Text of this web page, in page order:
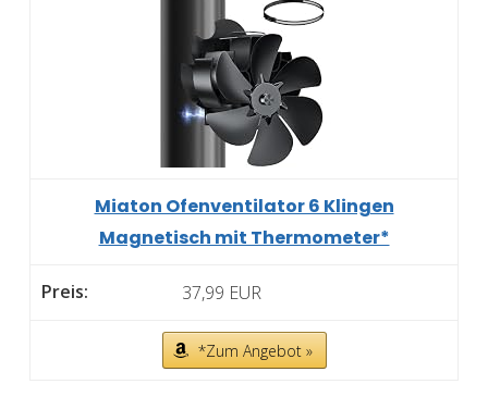
Miaton Ofenventilator 6 Klingen
Magnetisch mit Thermometer*
37,99 EUR
*Zum Angebot »